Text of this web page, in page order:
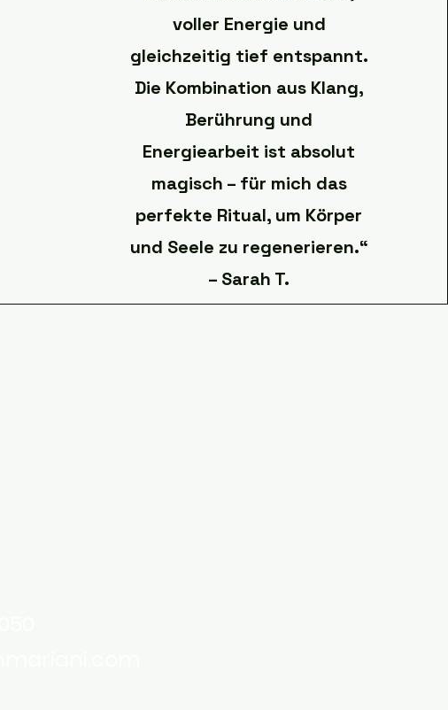
voller Energie und
gleichzeitig tief entspannt.
Die Kombination aus Klang,
Berührung und
Energiearbeit ist absolut
magisch – für mich das
perfekte Ritual, um Körper
und Seele zu regenerieren.“
– Sarah T.